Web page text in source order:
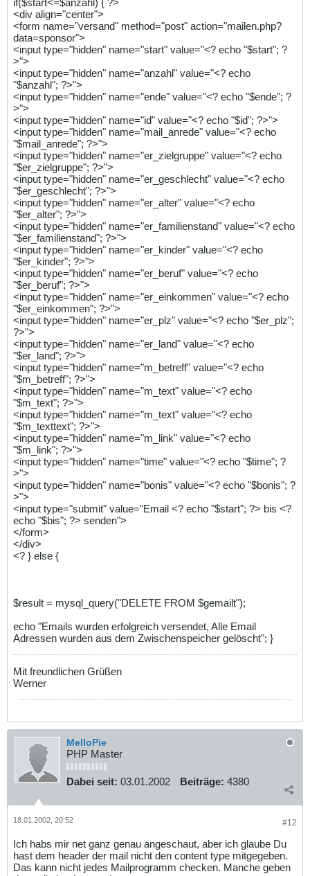
<div align="center">
<form name="versand" method="post" action="mailen.php?
data=sponsor">
<input type="hidden" name="start" value="<? echo "$start"; ?
>">
<input type="hidden" name="anzahl" value="<? echo
"$anzahl"; ?>">
<input type="hidden" name="ende" value="<? echo "$ende"; ?
>">
<input type="hidden" name="id" value="<? echo "$id"; ?>">
<input type="hidden" name="mail_anrede" value="<? echo
"$mail_anrede"; ?>">
<input type="hidden" name="er_zielgruppe" value="<? echo
"$er_zielgruppe"; ?>">
<input type="hidden" name="er_geschlecht" value="<? echo
"$er_geschlecht"; ?>">
<input type="hidden" name="er_alter" value="<? echo
"$er_alter"; ?>">
<input type="hidden" name="er_familienstand" value="<? echo
"$er_familienstand"; ?>">
<input type="hidden" name="er_kinder" value="<? echo
"$er_kinder"; ?>">
<input type="hidden" name="er_beruf" value="<? echo
"$er_beruf"; ?>">
<input type="hidden" name="er_einkommen" value="<? echo
"$er_einkommen"; ?>">
<input type="hidden" name="er_plz" value="<? echo "$er_plz";
?>">
<input type="hidden" name="er_land" value="<? echo
"$er_land"; ?>">
<input type="hidden" name="m_betreff" value="<? echo
"$m_betreff"; ?>">
<input type="hidden" name="m_text" value="<? echo
"$m_text"; ?>">
<input type="hidden" name="m_text" value="<? echo
"$m_texttext"; ?>">
<input type="hidden" name="m_link" value="<? echo
"$m_link"; ?>">
<input type="hidden" name="time" value="<? echo "$time"; ?
>">
<input type="hidden" name="bonis" value="<? echo "$bonis"; ?
>">
<input type="submit" value="Email <? echo "$start"; ?> bis <?
echo "$bis"; ?> senden">
</form>
</div>
<? } else {
$result = mysql_query("DELETE FROM $gemailt");
echo "Emails wurden erfolgreich versendet, Alle Email
Adressen wurden aus dem Zwischenspeicher gelöscht"; }
Mit freundlichen Grüßen
Werner
MelloPie
PHP Master
Dabei seit: 03.01.2002 Beiträge: 4380
#12
18.01.2002, 20:52
Ich habs mir net ganz genau angeschaut, aber ich glaube Du
hast dem header der mail nicht den content type mitgegeben.
Das kann nicht jedes Mailprogramm checken. Manche geben